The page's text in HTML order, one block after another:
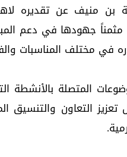
بن منيف عن تقديره
مثمناً جهودها في دعم
في مختلف المناسبات
المتصلة بالأنشطة
التعاون والتنسيق